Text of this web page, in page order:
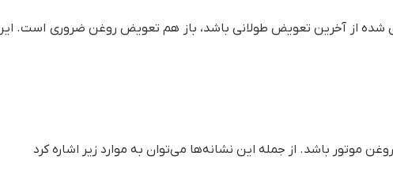
شده از آخرین تعویض طولانی باشد، باز هم تعویض روغن ضروری است.
موتور باشد. از جمله این نشانه‌ها می‌توان به موارد زیر اشاره کرد